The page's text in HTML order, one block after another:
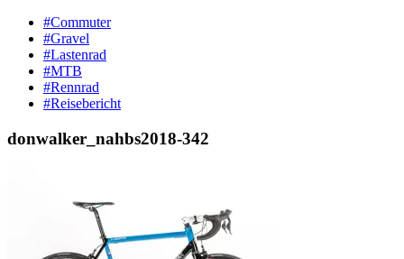
#Commuter
#Gravel
#Lastenrad
#MTB
#Rennrad
#Reisebericht
donwalker_nahbs2018-342